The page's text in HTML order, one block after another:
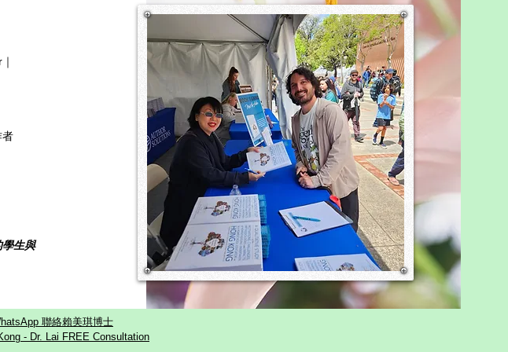
nourishing in every moment. We
do not push children forward; we
invite them to move with us.” —
Dr. Lai, Waterwa
者
生與
聯絡賴美琪博士
- Dr. Lai FREE Consultation